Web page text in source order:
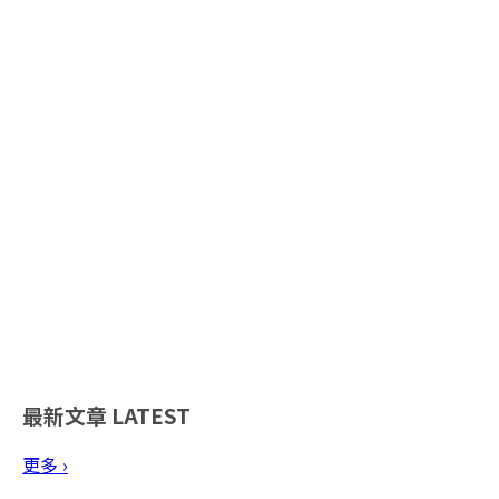
最新文章 LATEST
更多 ›